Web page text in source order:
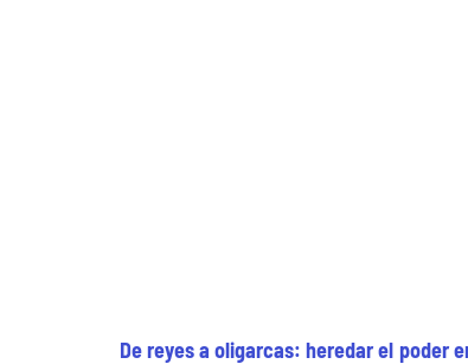
De reyes a oligarcas: heredar el poder